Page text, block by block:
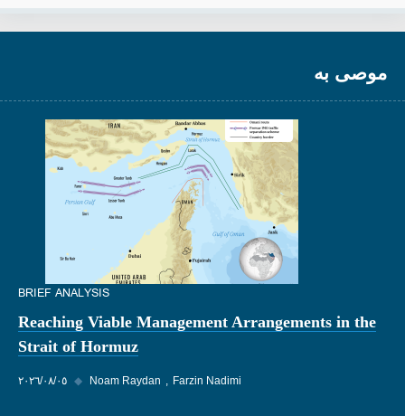
موصى به
BRIEF ANALYSIS
Reaching Viable Management Arrangements in the
Strait of Hormuz
٠٥‏/٠٨‏/٢٠٢٦ ◆ Noam Raydan Farzin Nadimi